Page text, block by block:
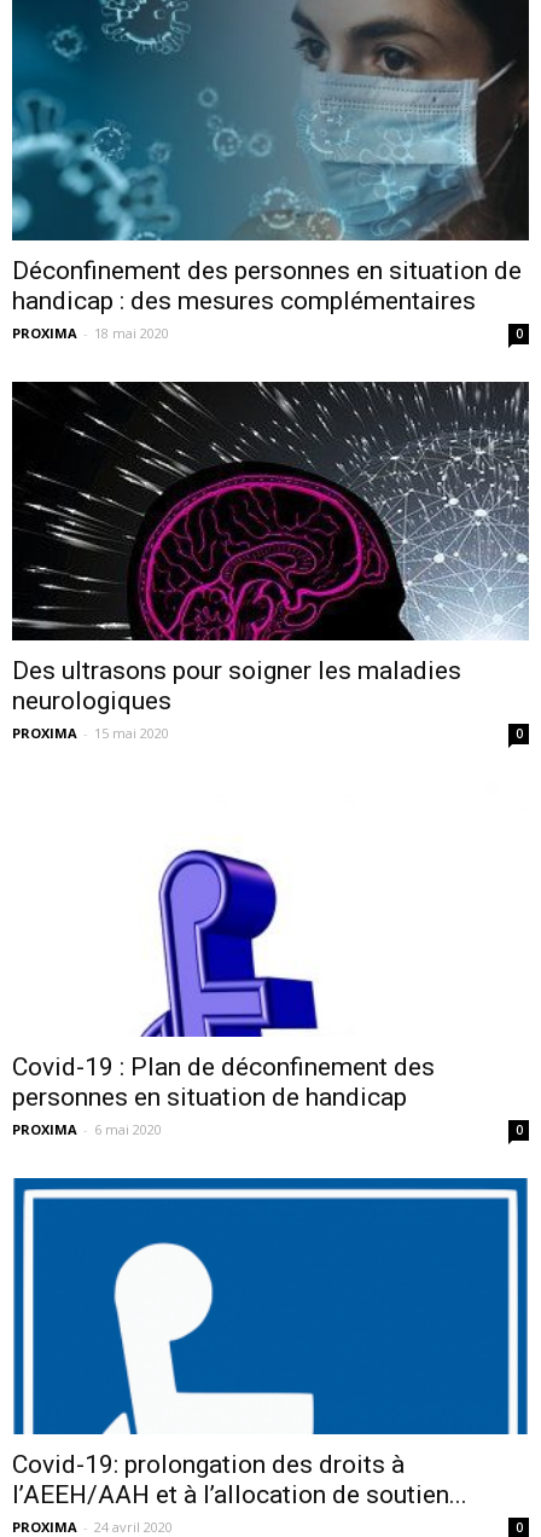
Déconfinement des personnes en situation de
handicap : des mesures complémentaires
PROXIMA - 18 mai 2020 0
Des ultrasons pour soigner les maladies
neurologiques
PROXIMA - 15 mai 2020 0
Covid-19 : Plan de déconfinement des
personnes en situation de handicap
PROXIMA - 6 mai 2020 0
Covid-19: prolongation des droits à
l’AEEH/AAH et à l’allocation de soutien...
PROXIMA - 24 avril 2020 0